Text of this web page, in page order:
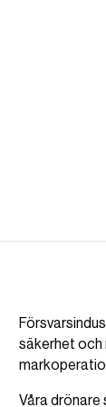
säkerhet och
Våra drönare